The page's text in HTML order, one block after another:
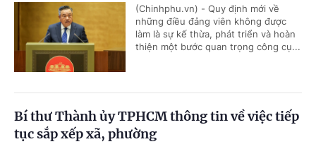
(Chinhphu.vn) - Quy định mới về
những điều đảng viên không được
làm là sự kế thừa, phát triển và hoàn
thiện một bước quan trọng công cụ...
Bí thư Thành ủy TPHCM thông tin về việc tiếp
tục sắp xếp xã, phường